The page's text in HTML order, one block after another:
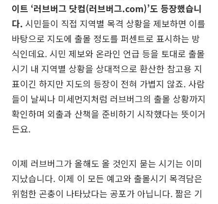
이트 ‘러브버그 닷컴(러브버그.com)’도 등장했습니
다. 시민들이 직접 지역별 목격 상황을 제보하면 이를
바탕으로 지도에 출몰 정도를 퍼센트로 표시하는 방
식인데요. 시민 제보와 온라인 언급 등을 토대로 출몰
시기 내 지역별 상황을 상대적으로 환산한 참고용 지
표이긴 하지만 지도의 등장이 전혀 가볍지 않죠. 사람
들이 날씨나 미세먼지처럼 러브버그의 출몰 상황까지
확인하며 외출과 산책을 준비하기 시작했다는 뜻이거
든요.
이제 러브버그가 올해도 올 것인지 묻는 시기는 이미
지났습니다. 이제 이 모든 예고와 출몰시기 목격담은
위험한 곤충이 나타났다는 공포가 아닙니다. 짧은 기